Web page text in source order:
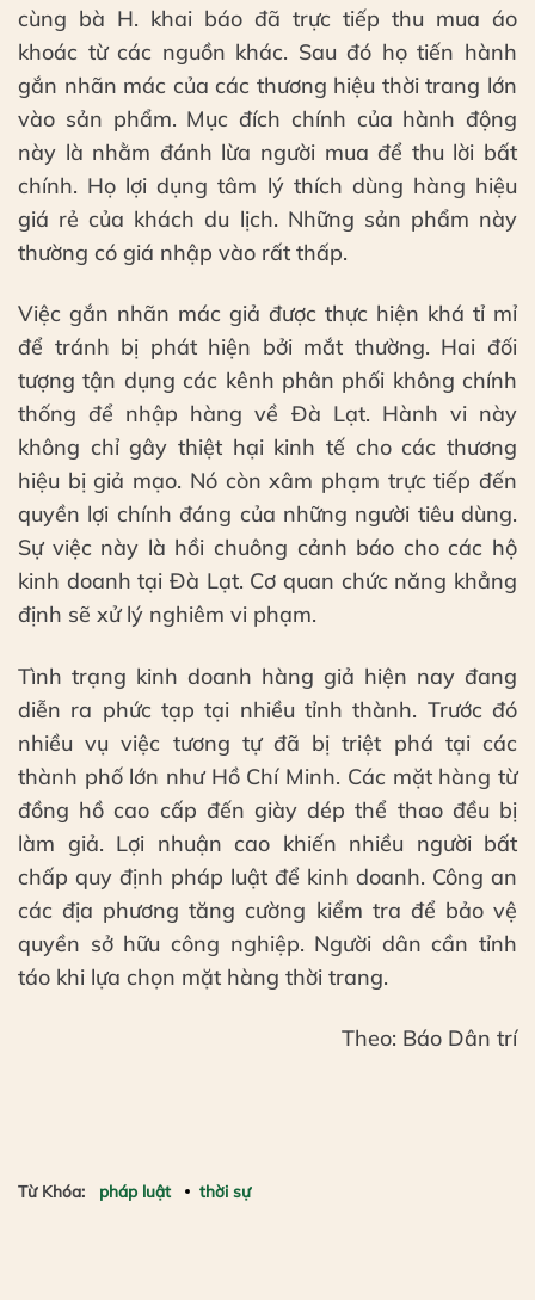
cùng bà H. khai báo đã trực tiếp thu mua áo
khoác từ các nguồn khác. Sau đó họ tiến hành
gắn nhãn mác của các thương hiệu thời trang lớn
vào sản phẩm. Mục đích chính của hành động
này là nhằm đánh lừa người mua để thu lời bất
chính. Họ lợi dụng tâm lý thích dùng hàng hiệu
giá rẻ của khách du lịch. Những sản phẩm này
thường có giá nhập vào rất thấp.
Việc gắn nhãn mác giả được thực hiện khá tỉ mỉ
để tránh bị phát hiện bởi mắt thường. Hai đối
tượng tận dụng các kênh phân phối không chính
thống để nhập hàng về Đà Lạt. Hành vi này
không chỉ gây thiệt hại kinh tế cho các thương
hiệu bị giả mạo. Nó còn xâm phạm trực tiếp đến
quyền lợi chính đáng của những người tiêu dùng.
Sự việc này là hồi chuông cảnh báo cho các hộ
kinh doanh tại Đà Lạt. Cơ quan chức năng khẳng
định sẽ xử lý nghiêm vi phạm.
Tình trạng kinh doanh hàng giả hiện nay đang
diễn ra phức tạp tại nhiều tỉnh thành. Trước đó
nhiều vụ việc tương tự đã bị triệt phá tại các
thành phố lớn như Hồ Chí Minh. Các mặt hàng từ
đồng hồ cao cấp đến giày dép thể thao đều bị
làm giả. Lợi nhuận cao khiến nhiều người bất
chấp quy định pháp luật để kinh doanh. Công an
các địa phương tăng cường kiểm tra để bảo vệ
quyền sở hữu công nghiệp. Người dân cần tỉnh
táo khi lựa chọn mặt hàng thời trang.
Theo: Báo Dân trí
Từ Khóa: pháp luật thời sự